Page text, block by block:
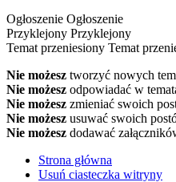
Ogłoszenie Ogłoszenie
Przyklejony Przyklejony
Temat przeniesiony Temat
Nie możesz tworzyć nowych
Nie możesz odpowiadać w
Nie możesz zmieniać swoich
Nie możesz usuwać swoich
Nie możesz dodawać
Strona główna
Usuń ciasteczka witryny